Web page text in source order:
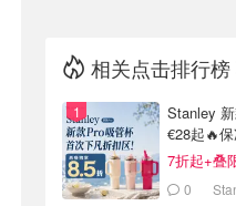
相关点击排行榜
Stanley
€28起🔥
水
7折起+叠
0